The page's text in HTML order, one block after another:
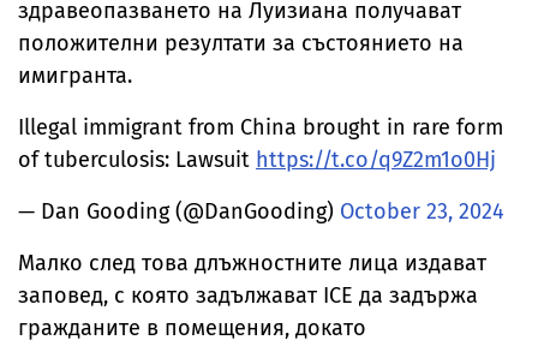
здравеопазването на Луизиана получават
положителни резултати за състоянието на
имигранта.
Illegal immigrant from China brought in rare form
of tuberculosis: Lawsuit https://t.co/q9Z2m1o0Hj
— Dan Gooding (@DanGooding) October 23, 2024
Малко след това длъжностните лица издават
заповед, с която задължават ICE да задържа
гражданите в помещения, докато